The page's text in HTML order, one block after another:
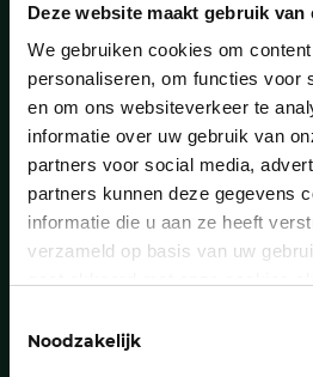
Deze website maakt gebruik van
We gebruiken cookies om
personaliseren, om functies voor
en om ons websiteverkeer te
informatie over uw gebruik van
partners voor social media,
partners kunnen deze gegevens
informatie die u aan ze heeft
verzameld op basis van uw
Noodzakelijk
t
v
r.
11
0
0